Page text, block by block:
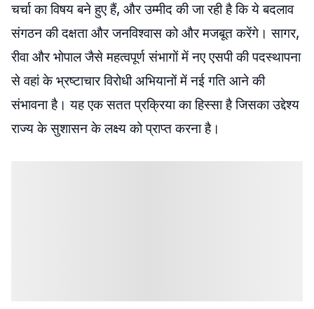
चर्चा का विषय बने हुए हैं, और उम्मीद की जा रही है कि ये बदलाव
संगठन की दक्षता और जनविश्वास को और मजबूत करेंगे। सागर,
रीवा और भोपाल जैसे महत्वपूर्ण संभागों में नए एसपी की पदस्थापना
से वहां के भ्रष्टाचार विरोधी अभियानों में नई गति आने की
संभावना है। यह एक सतत प्रक्रिया का हिस्सा है जिसका उद्देश्य
राज्य के सुशासन के लक्ष्य को प्राप्त करना है।